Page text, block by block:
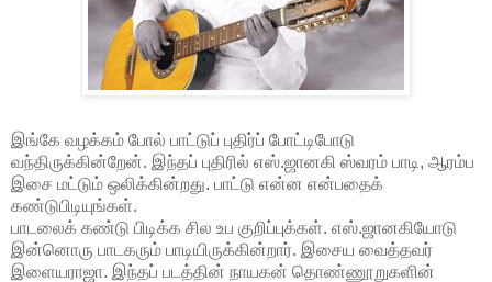
இங்கே வழக்கம் போல் பாட்டுப் புதிர்ப் போட்டிபோடு
வந்திருக்கின்றேன். இந்தப் புதிரில் எஸ்.ஜானகி ஸ்வரம் பாடி, ஆரம்ப
இசை மட்டும் ஒலிக்கின்றது. பாட்டு என்ன என்பதைக்
கண்டுபிடியுங்கள்.
பாடலைக் கண்டு பிடிக்க சில உப குறிப்புக்கள். எஸ்.ஜானகியோடு
இன்னொரு பாடகரும் பாடியிருக்கின்றார். இசைய வைத்தவர்
இளையராஜா. இந்தப் படத்தின் நாயகன் தொண்ணூறுகளின்